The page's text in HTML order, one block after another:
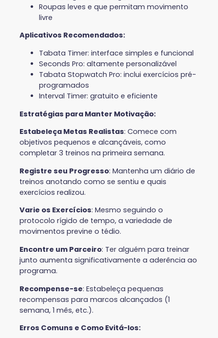
Roupas leves e que permitam movimento
livre
Aplicativos Recomendados:
Tabata Timer: interface simples e funcional
Seconds Pro: altamente personalizável
Tabata Stopwatch Pro: inclui exercícios pré-
programados
Interval Timer: gratuito e eficiente
Estratégias para Manter Motivação:
Estabeleça Metas Realistas: Comece com
objetivos pequenos e alcançáveis, como
completar 3 treinos na primeira semana.
Registre seu Progresso: Mantenha um diário de
treinos anotando como se sentiu e quais
exercícios realizou.
Varie os Exercícios: Mesmo seguindo o
protocolo rígido de tempo, a variedade de
movimentos previne o tédio.
Encontre um Parceiro: Ter alguém para treinar
junto aumenta significativamente a aderência ao
programa.
Recompense-se: Estabeleça pequenas
recompensas para marcos alcançados (1
semana, 1 mês, etc.).
Erros Comuns e Como Evitá-los: